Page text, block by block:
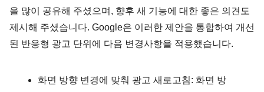
을 많이 공유해 주셨으며, 향후 새 기능에 대한 좋은 의견도
제시해 주셨습니다. Google은 이러한 제안을 통합하여 개선
된 반응형 광고 단위에 다음 변경사항을 적용했습니다.
화면 방향 변경에 맞춰 광고 새로고침: 화면 방